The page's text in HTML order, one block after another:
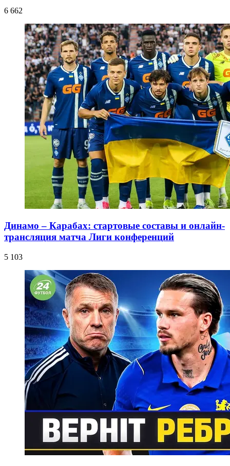
6 662
Динамо – Карабах: стартовые составы и онлайн-
трансляция матча Лиги конференций
5 103